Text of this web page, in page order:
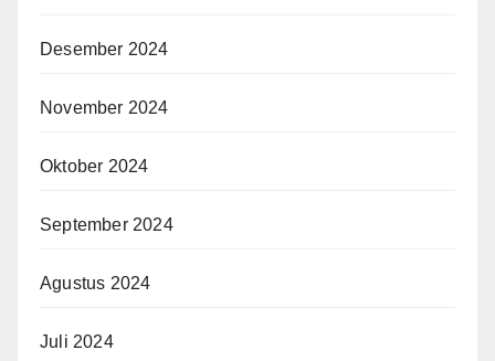
Desember 2024
November 2024
Oktober 2024
September 2024
Agustus 2024
Juli 2024